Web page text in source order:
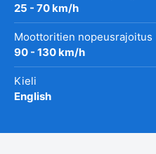
25 - 70 km/h
Moottoritien nopeusrajoitus
90 - 130 km/h
Kieli
English